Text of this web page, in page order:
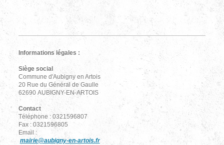
Informations légales :
Siège social
Commune d'Aubigny en Artois
20 Rue du Général de Gaulle
62690 AUBIGNY-EN-ARTOIS
Contact
Téléphone : 0321596807
Fax : 0321596805
Email :
mairie@aubigny-en-artois.fr